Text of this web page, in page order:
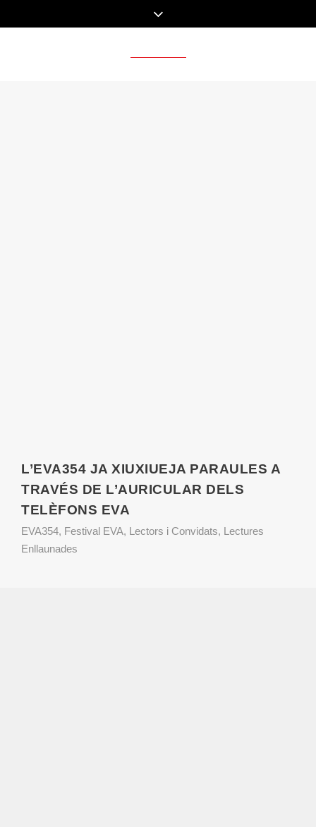
L’EVA354 JA XIUXIUEJA PARAULES A
TRAVÉS DE L’AURICULAR DELS
TELÈFONS EVA
EVA354, Festival EVA, Lectors i Convidats, Lectures
Enllaunades